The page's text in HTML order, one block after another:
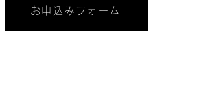
お申込みフォーム